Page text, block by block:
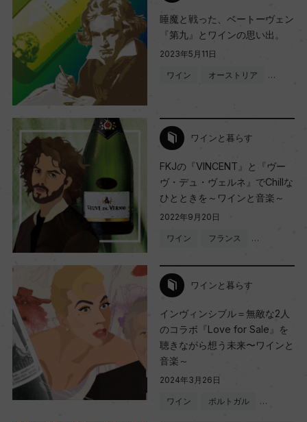
睡魔と戦った、ベートーヴェン
『第九』とワインの思い出。
2023年5月11日
ワイン オーストリア …
ワインと暮らす
FKJの『VINCENT』と『ヴー
ヴ・デュ・ヴェルネ』でChillな
ひとときを～ワインと音楽～
2022年9月20日
ワイン フランス …
ワインと暮らす
インヴィンシブル＝無敵な2人
のコラボ『Love for Sale』を
聴きながら想う未来〜ワインと
音楽～
2024年3月26日
ワイン ポルトガル …